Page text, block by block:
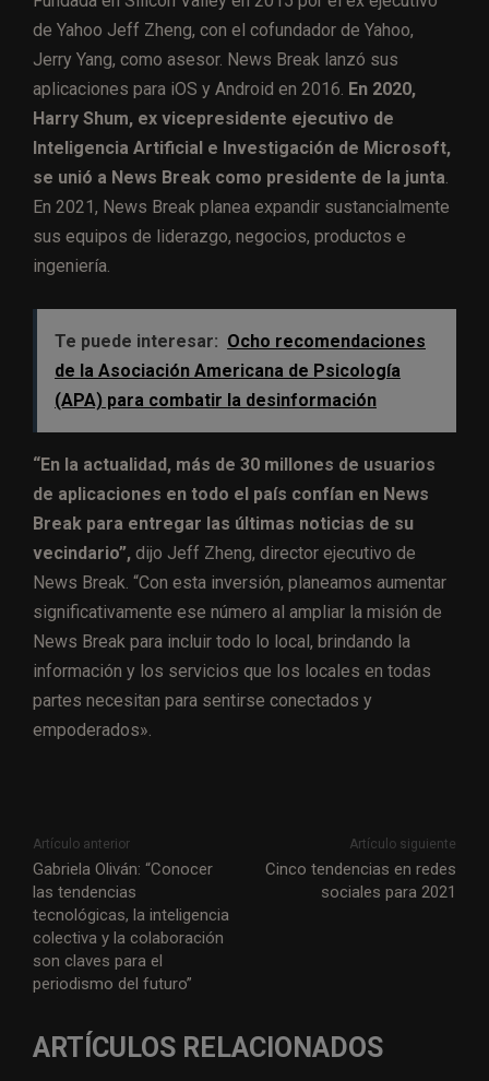
de Yahoo Jeff Zheng, con el cofundador de Yahoo,
Jerry Yang, como asesor. News Break lanzó sus
aplicaciones para iOS y Android en 2016. En 2020,
Harry Shum, ex vicepresidente ejecutivo de
Inteligencia Artificial e Investigación de Microsoft,
se unió a News Break como presidente de la junta.
En 2021, News Break planea expandir sustancialmente
sus equipos de liderazgo, negocios, productos e
ingeniería.
Te puede interesar: Ocho recomendaciones
de la Asociación Americana de Psicología
(APA) para combatir la desinformación
“En la actualidad, más de 30 millones de usuarios
de aplicaciones en todo el país confían en News
Break para entregar las últimas noticias de su
vecindario”, dijo Jeff Zheng, director ejecutivo de
News Break. “Con esta inversión, planeamos aumentar
significativamente ese número al ampliar la misión de
News Break para incluir todo lo local, brindando la
información y los servicios que los locales en todas
partes necesitan para sentirse conectados y
empoderados».
Artículo anterior
Gabriela Oliván: “Conocer
las tendencias
tecnológicas, la inteligencia
colectiva y la colaboración
son claves para el
periodismo del futuro”
Artículo siguiente
Cinco tendencias en redes
sociales para 2021
ARTÍCULOS RELACIONADOS